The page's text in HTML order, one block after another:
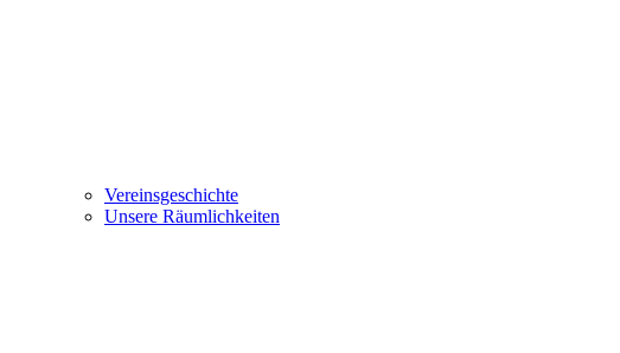
Vereinsgeschichte
Unsere Räumlichkeiten